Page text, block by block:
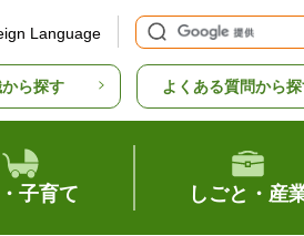
Language
ら探す よくある質問から
子育て しごと・産